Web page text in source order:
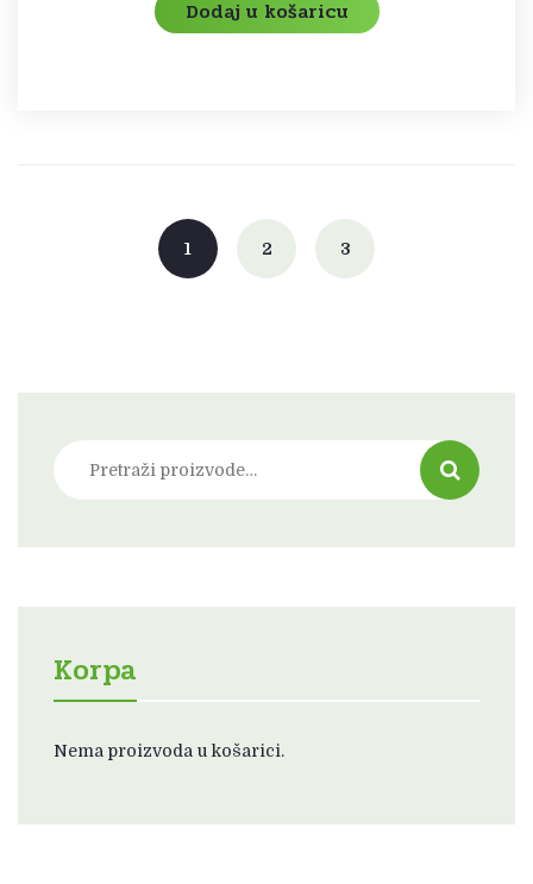
Dodaj u košaricu
1 2 3
Korpa
Nema proizvoda u košarici.